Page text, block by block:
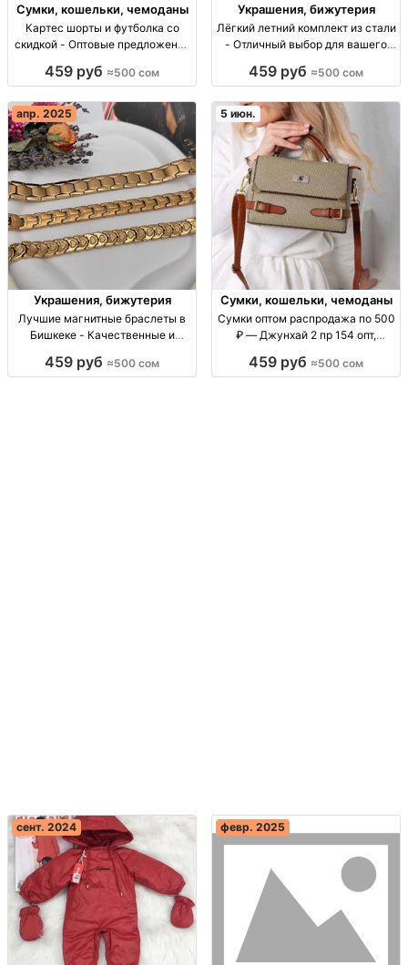
Сумки, кошельки, чемоданы
Картес шорты и футболка со
скидкой - Оптовые предложения
футболки Картес. Минимум 10
459 руб ≈500 сом
Украшения, бижутерия
Лёгкий летний комплект из стали
- Отличный выбор для вашего
- 500 сом. Опт в телеге. Джунхай
459 руб ≈500 сом
апр. 2025
Украшения, бижутерия
Лучшие магнитные браслеты в
Бишкеке - Качественные и
проверка качества, от 500 сом,
459 руб ≈500 сом
5 июн.
Сумки, кошельки, чемоданы
Сумки оптом распродажа по 500
₽ — Джунхай 2 пр 154 опт,
серия Джунхай 2 пр 154, цена
459 руб ≈500 сом
сент. 2024 февр. 2025